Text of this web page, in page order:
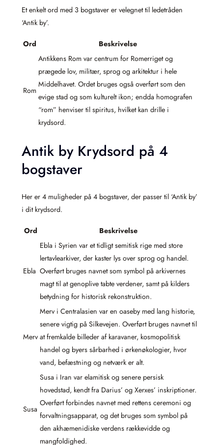
Et enkelt ord med 3 bogstaver er velegnet til ledetråden
‘Antik by’.
Ord Beskrivelse
Rom
Antikkens Rom var centrum for Romerriget og
prægede lov, militær, sprog og arkitektur i hele
Middelhavet. Ordet bruges også overført som den
evige stad og som kulturelt ikon; endda homografen
“rom” henviser til spiritus, hvilket kan drille i
krydsord.
Antik by Krydsord på 4
bogstaver
Her er 4 muligheder på 4 bogstaver, der passer til ‘Antik by’
i dit krydsord.
Ord Beskrivelse
Ebla
Ebla i Syrien var et tidligt semitisk rige med store
lertavlearkiver, der kaster lys over sprog og handel.
Overført bruges navnet som symbol på arkivernes
magt til at genoplive tabte verdener, samt på kilders
betydning for historisk rekonstruktion.
Merv
Merv i Centralasien var en oaseby med lang historie,
senere vigtig på Silkevejen. Overført bruges navnet til
at fremkalde billeder af karavaner, kosmopolitisk
handel og byers sårbarhed i ørkenøkologier, hvor
vand, befæstning og netværk er alt.
Susa
Susa i Iran var elamitisk og senere persisk
hovedstad, kendt fra Darius’ og Xerxes’ inskriptioner.
Overført forbindes navnet med rettens ceremoni og
forvaltningsapparat, og det bruges som symbol på
den akhæmenidiske verdens rækkevidde og
mangfoldighed.